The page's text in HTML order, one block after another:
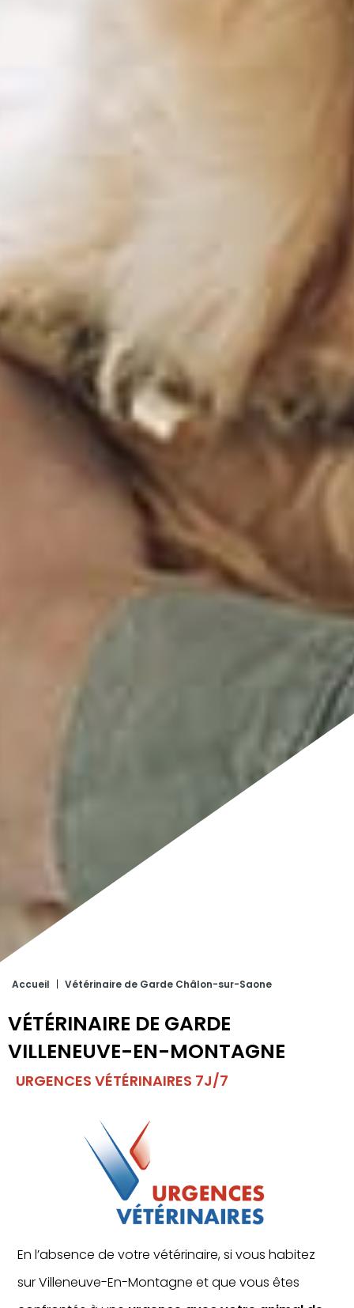
Accueil | Vétérinaire de Garde Châlon-sur-Saone
VÉTÉRINAIRE DE GARDE
VILLENEUVE-EN-MONTAGNE
URGENCES VÉTÉRINAIRES 7J/7
En l’absence de votre vétérinaire, si vous habitez
sur Villeneuve-En-Montagne et que vous êtes